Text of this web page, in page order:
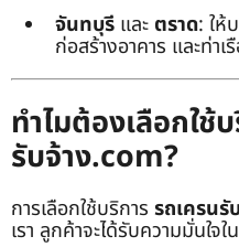
จันทบุรี และ ตราด: ให้
ก่อสร้างอาคาร และท่าเ
ทำไมต้องเลือกใช้
รับจ้าง.com?
การเลือกใช้บริการ รถเครนรั
เรา ลูกค้าจะได้รับความมั่นใจ